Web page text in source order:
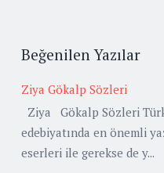
Beğenilen Yazılar
Ziya Gökalp Sözleri
Ziya Gökalp Sözleri
edebiyatında en önemli
eserleri ile gerekse de y...